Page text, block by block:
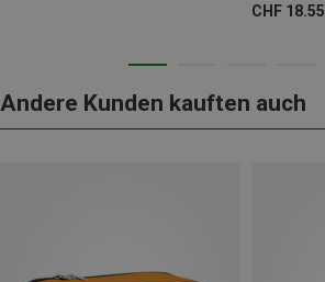
CHF 18.55
Andere Kunden kauften auch